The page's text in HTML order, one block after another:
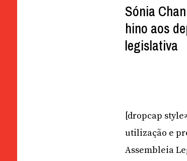
Sónia
hino aos
legislativa
[dropcap
utilização e
Assembleia